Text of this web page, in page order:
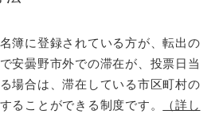
に登録されている方が、転出の
安曇野市外での滞在が、投票日当
場合は、滞在している市区町村の
ることができる制度です。
（詳し